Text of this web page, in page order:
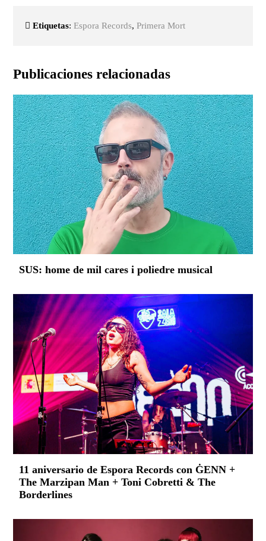
Etiquetas:Espora Records,Primera Mort
Publicaciones relacionadas
SUS: home de mil cares i poliedre musical
11 aniversario de Espora Records con ĠENN +
The Marzipan Man + Toni Cobretti & The
Borderlines